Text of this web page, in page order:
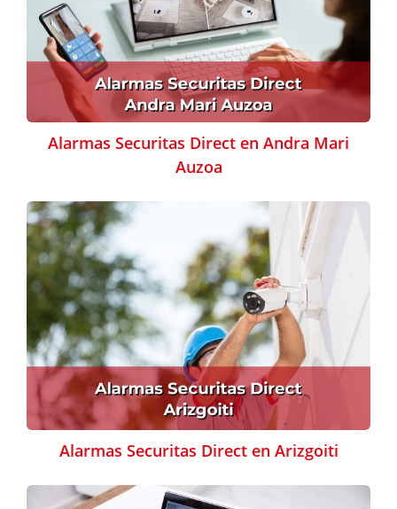
Alarmas Securitas Direct en Andra Mari
Auzoa
Alarmas Securitas Direct en Arizgoiti